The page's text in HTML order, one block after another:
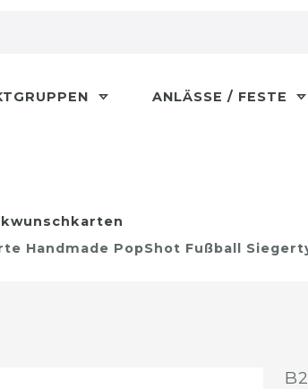
ANLÄSSE / FESTE
Handmade PopShot Fußball